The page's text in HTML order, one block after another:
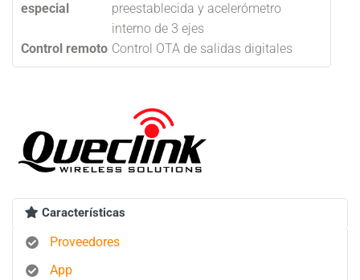
especial
preestablecida y acelerómetro
interno de 3 ejes
Control remoto Control OTA de salidas digitales
Características
Proveedores
App